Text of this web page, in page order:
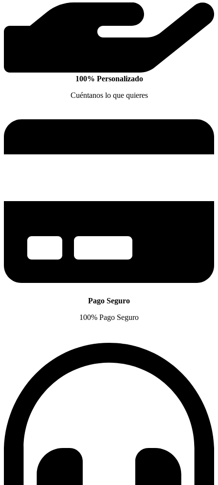
100% Personalizado
Cuéntanos lo que quieres
Pago Seguro
100% Pago Seguro